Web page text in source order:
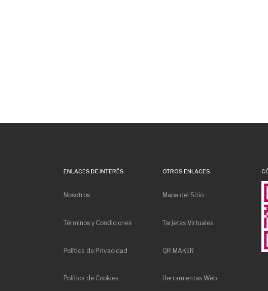
ENLACES DE INTERÉS
Nosotros
Términos y Condiciones
Política de Privacidad
Política de Cookies
OTROS ENLACES
Mapa del Sitio
Tarjetas Virtuales
QR MAKER
Herramientas Web